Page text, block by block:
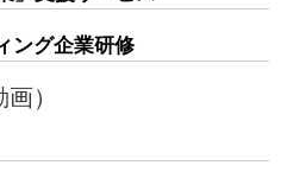
ング企業研修
）